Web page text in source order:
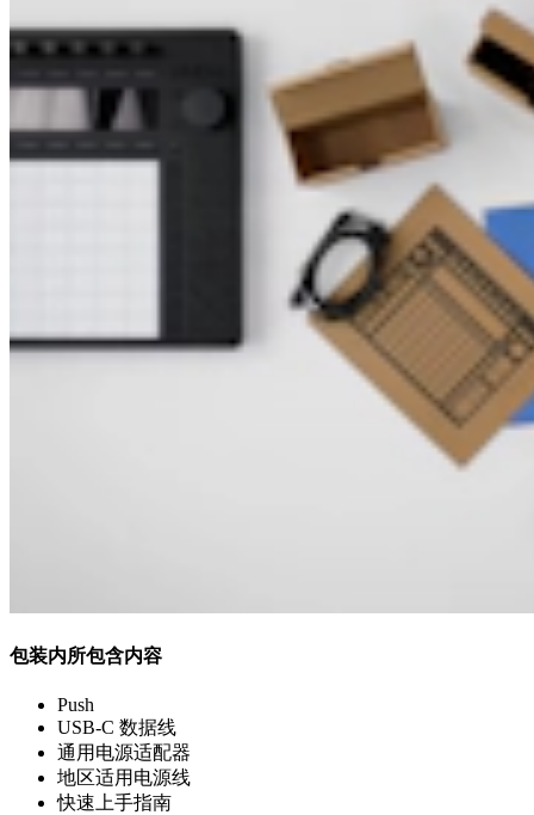
包装内所包含内容
Push
USB‑C 数据线
通用电源适配器
地区适用电源线
快速上手指南